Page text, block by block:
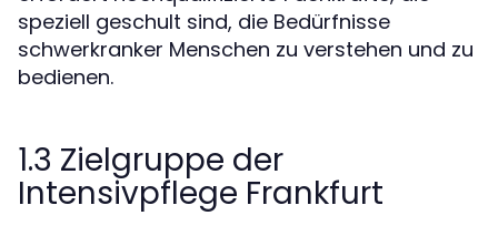
speziell geschult sind, die Bedürfnisse
schwerkranker Menschen zu verstehen und zu
bedienen.
1.3 Zielgruppe der
Intensivpflege Frankfurt